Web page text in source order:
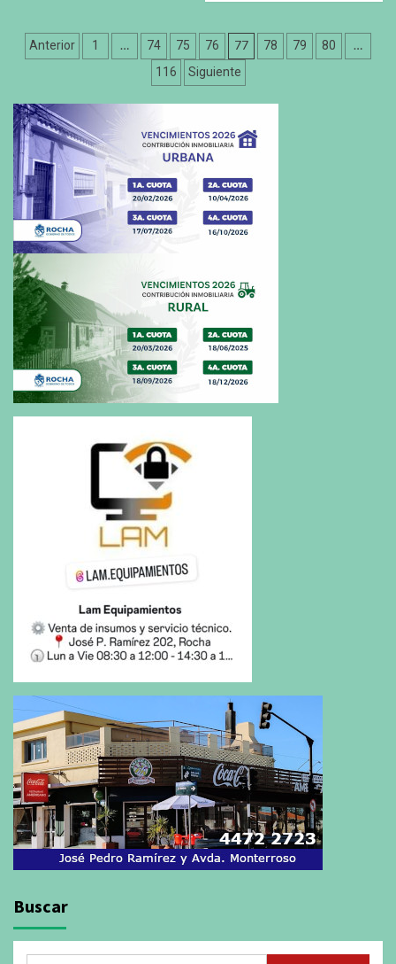
Paginación
entradas
Anterior 1 … 74 75 76 77 78 79 80 …
116 Siguiente
Buscar